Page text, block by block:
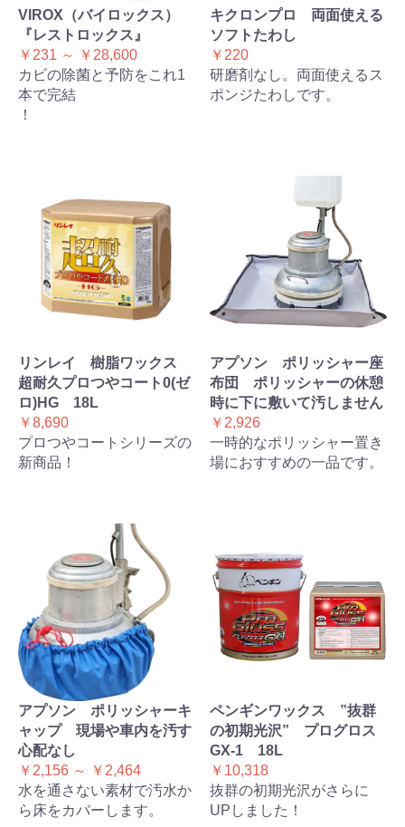
VIROX（バイロックス）
『レストロックス』
￥231 ～ ￥28,600
カビの除菌と予防をこれ1
本で完結
！
キクロンプロ 両面使える
ソフトたわし
￥220
研磨剤なし。両面使えるス
ポンジたわしです。
リンレイ 樹脂ワックス
超耐久プロつやコート0(ゼ
ロ)HG 18L
￥8,690
プロつやコートシリーズの
新商品！
アプソン ポリッシャー座
布団 ポリッシャーの休憩
時に下に敷いて汚しません
￥2,926
一時的なポリッシャー置き
場におすすめの一品です。
アプソン ポリッシャーキ
ャップ 現場や車内を汚す
心配なし
￥2,156 ～ ￥2,464
水を通さない素材で汚水か
ら床をカバーします。
ペンギンワックス ”抜群
の初期光沢” プログロス
GX-1 18L
￥10,318
抜群の初期光沢がさらに
UPしました！